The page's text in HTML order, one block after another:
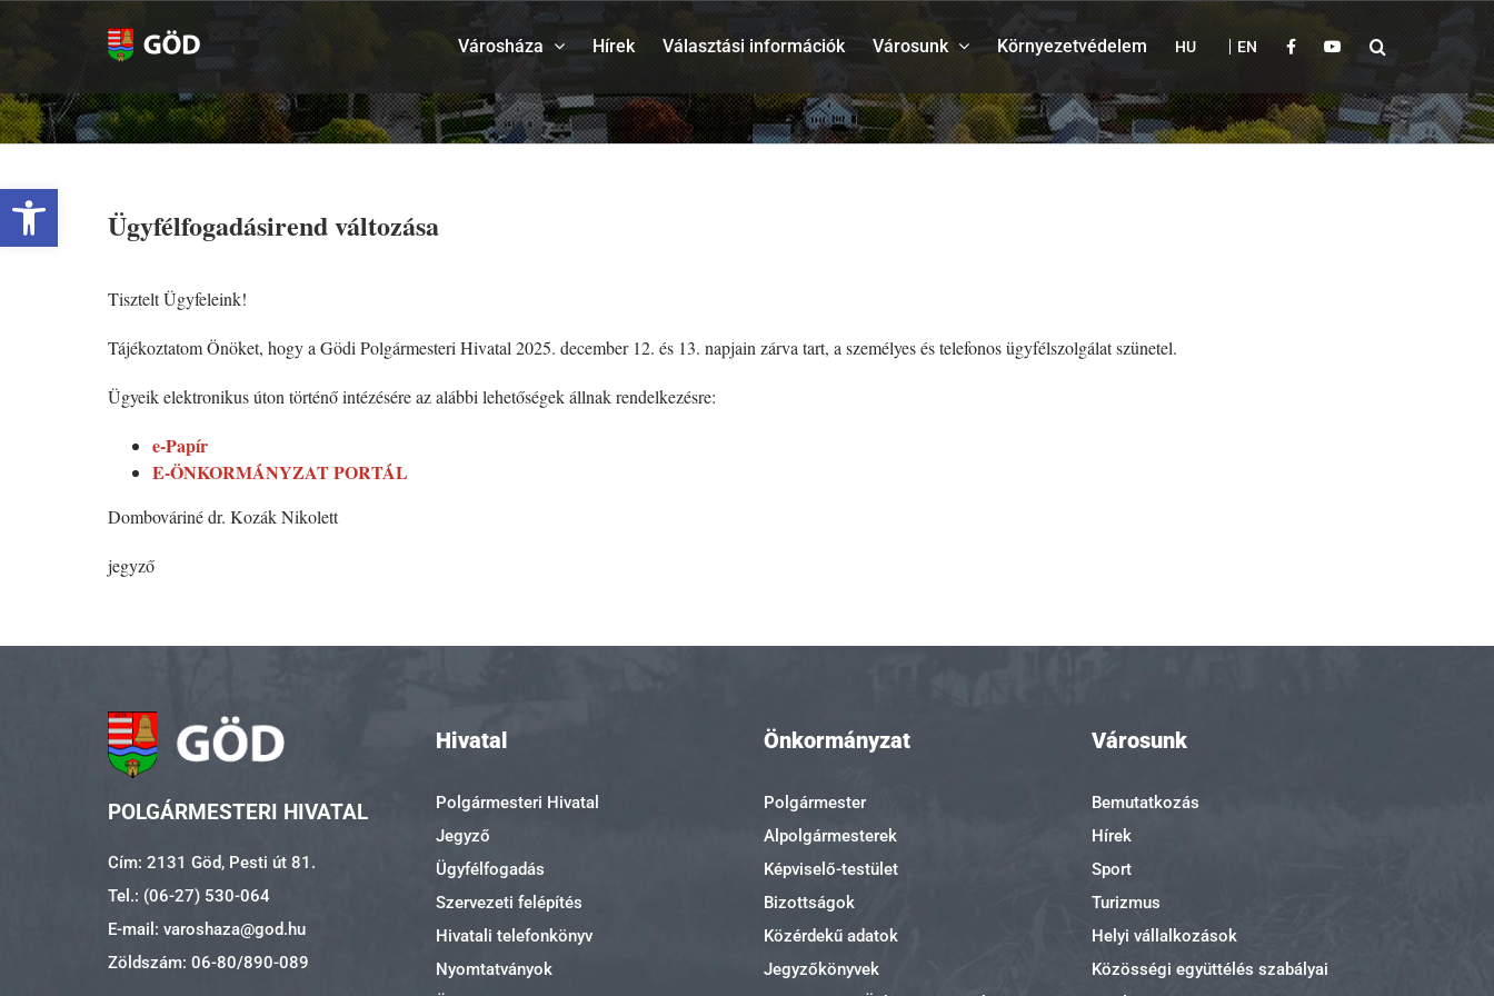
Eszköztár megnyitása
Városháza Hírek Választási információk Városunk Környezetvédelem HU EN
Ügyfélfogadásirend változása
Tisztelt Ügyfeleink!
Tájékoztatom Önöket, hogy a Gödi Polgármesteri Hivatal 2025. december 12. és 13. napjain zárva tart, a személyes és telefonos ügyfélszolgálat szünetel.
Ügyeik elektronikus úton történő intézésére az alábbi lehetőségek állnak rendelkezésre:
e-Papír
E-ÖNKORMÁNYZAT PORTÁL
Dombováriné dr. Kozák Nikolett
jegyző
POLGÁRMESTERI HIVATAL
Cím: 2131 Göd, Pesti út 81.
Tel.: (06-27) 530-064
E-mail: varoshaza@god.hu
Zöldszám: 06-80/890-089
Hivatal
Polgármesteri Hivatal
Jegyző
Ügyfélfogadás
Szervezeti felépítés
Hivatali telefonkönyv
Nyomtatványok
Önkormányzat
Polgármester
Alpolgármesterek
Képviselő-testület
Bizottságok
Közérdekű adatok
Jegyzőkönyvek
Városunk
Bemutatkozás
Hírek
Sport
Turizmus
Helyi vállalkozások
Közösségi együttélés szabályai